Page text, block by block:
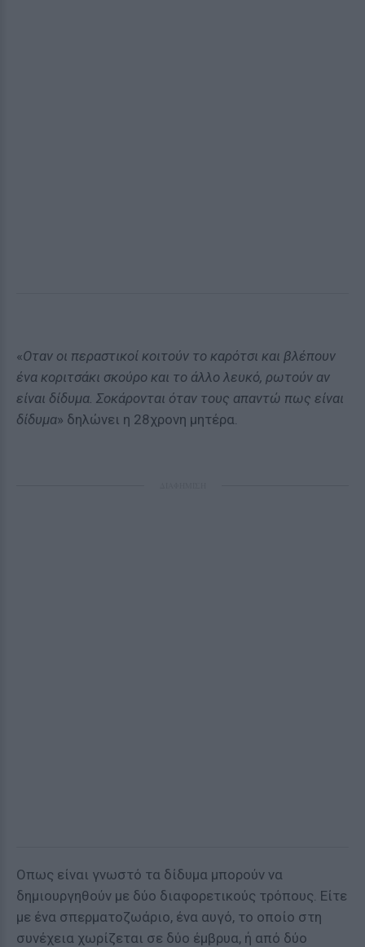
«Οταν οι περαστικοί κοιτούν το καρότσι και βλέπουν
ένα κοριτσάκι σκούρο και το άλλο λευκό, ρωτούν αν
είναι δίδυμα. Σοκάρονται όταν τους απαντώ πως είναι
δίδυμα» δηλώνει η 28χρονη μητέρα.
Οπως είναι γνωστό τα δίδυμα μπορούν να
δημιουργηθούν με δύο διαφορετικούς τρόπους. Είτε
με ένα σπερματοζωάριο, ένα αυγό, το οποίο στη
συνέχεια χωρίζεται σε δύο έμβρυα, ή από δύο